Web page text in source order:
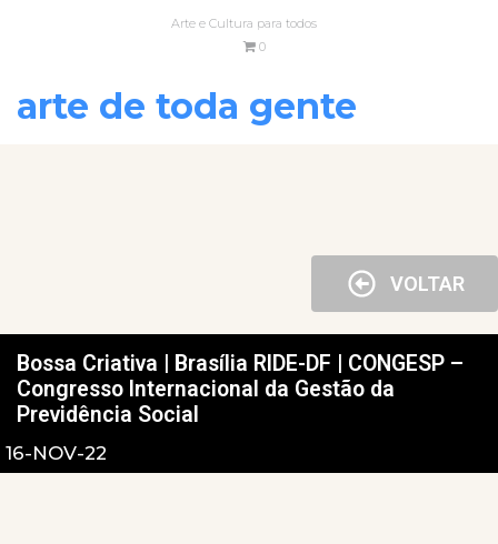
Arte e Cultura para todos
0
arte de toda gente
VOLTAR
Bossa Criativa | Brasília RIDE-DF | CONGESP –
Congresso Internacional da Gestão da
Previdência Social
16-NOV-22